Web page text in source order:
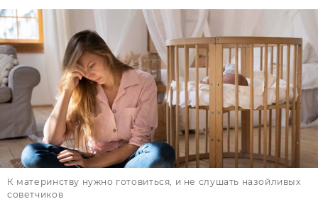
К материнству нужно готовиться, и не слушать назойливых
советчиков